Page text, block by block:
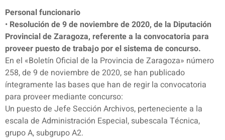
Personal funcionario
• Resolución de 9 de noviembre de 2020, de la Diputación
Provincial de Zaragoza, referente a la convocatoria para
proveer puesto de trabajo por el sistema de concurso.
En el «Boletín Oficial de la Provincia de Zaragoza» número
258, de 9 de noviembre de 2020, se han publicado
íntegramente las bases que han de regir la convocatoria
para proveer mediante concurso:
Un puesto de Jefe Sección Archivos, perteneciente a la
escala de Administración Especial, subescala Técnica,
grupo A, subgrupo A2.